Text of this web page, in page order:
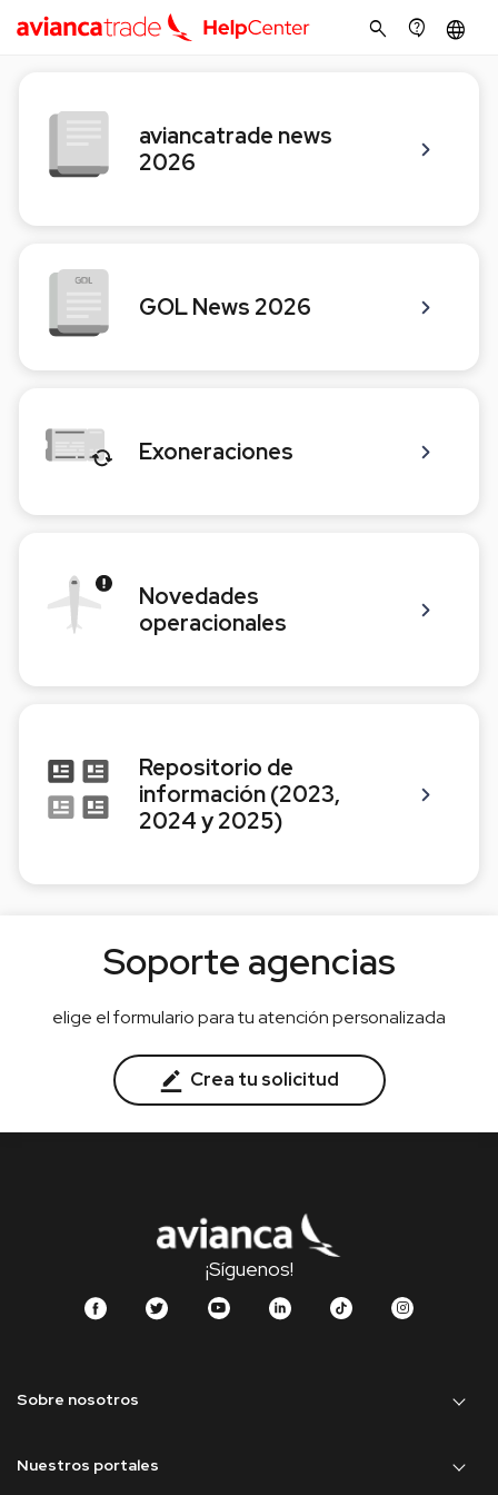
search contact_support language
aviancatrade news
2026
GOL News 2026
Exoneraciones
Novedades
operacionales
Repositorio de
información (2023,
2024 y 2025)
Soporte agencias
elige el formulario para tu atención personalizada
Crea tu solicitud
¡Síguenos!
Sobre nosotros
Nuestros portales